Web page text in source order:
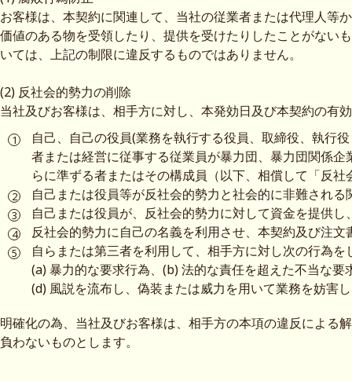
お客様は、本契約に関連して、当社の従業者または代理人等
価値のある物を受領したり、提供を受けたりしたことがない
いては、上記の制限に違反するものではありません。
(2) 反社会的勢力の削除
当社及びお客様は、相手方に対し、本発効日及び本契約の有
自己、自己の役員(業務を執行する役員、取締役、執行
者または経営に従事する従業員が暴力団、暴力団関係
らに準ずる者またはその構成員（以下、相償して「反
自己または役員等が反社会的勢力と社会的に非難される
自己または役員が、反社会的勢力に対して資金を提供
反社会的勢力に自己の名義を利用させ、本契約及び注
自らまたは第三者を利用して、相手方に対し次の行為を
(a) 暴力的な要求行為、(b) 法的な責任を超えた不当な
(d) 風説を流布し、偽装または威力を用いて業務を妨害
明確化の為、当社及びお客様は、相手方の本項の違反による
負わないものとします。